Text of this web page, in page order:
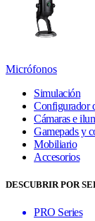
Micrófonos
Simulación
Configurador
Cámaras e
Gamepads y
Mobiliario
Accesorios
DESCUBRIR POR
PRO Series